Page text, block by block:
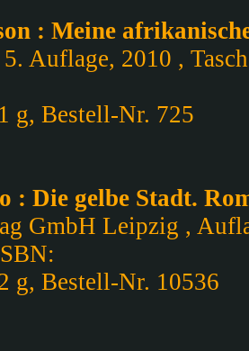
: Meine
Auflage, 2010 ,
g, Bestell-Nr. 725
: Die gelbe Stadt.
GmbH Leipzig ,
g, Bestell-Nr. 10536